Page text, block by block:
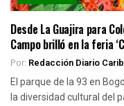
Desde La Guajira para
Campo brilló en la feria
Por: Redacción Diario
El parque de la 93 en
la diversidad cultural del